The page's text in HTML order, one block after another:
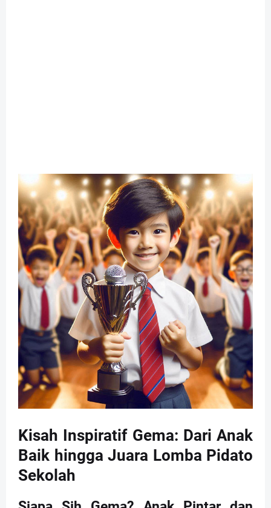
Kisah Inspiratif Gema: Dari Anak
Baik hingga Juara Lomba Pidato
Sekolah